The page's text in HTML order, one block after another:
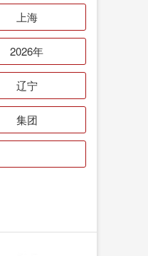
上海
2026年
辽宁
集团